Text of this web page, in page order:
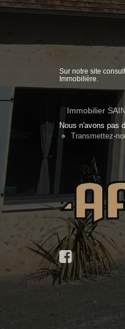
Sur notre site
Immobilière.
Immobilier
Nous n'avons pas
Transmettez-